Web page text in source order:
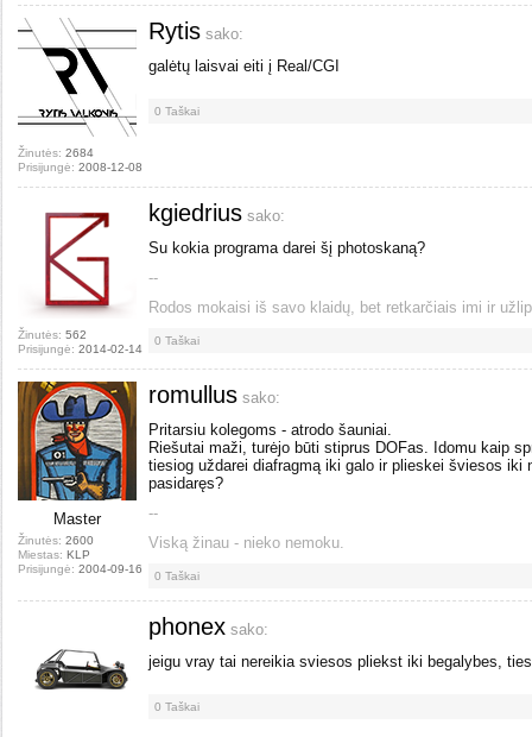
Žinutės: 2684
Prisijungė: 2008-12-08
Rytis sako:
galėtų laisvai eiti į Real/CGI
0 Taškai
Žinutės: 562
Prisijungė: 2014-02-14
kgiedrius sako:
Su kokia programa darei šį photoskaną?
--
Rodos mokaisi iš savo klaidų, bet retkarčiais imi ir
0 Taškai
Master
Žinutės: 2600
Miestas: KLP
Prisijungė: 2004-09-16
romullus sako:
Pritarsiu kolegoms - atrodo šauniai.
Riešutai maži, turėjo būti stiprus DOFas. Idomu kaip
tiesiog uždarei diafragmą iki galo ir plieskei šviesos iki
pasidaręs?
--
Viską žinau - nieko nemoku.
0 Taškai
phonex sako:
jeigu vray tai nereikia sviesos pliekst iki begalybes,
0 Taškai